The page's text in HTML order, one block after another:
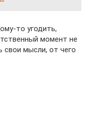
то угодить,
момент не
свои мысли, от чего